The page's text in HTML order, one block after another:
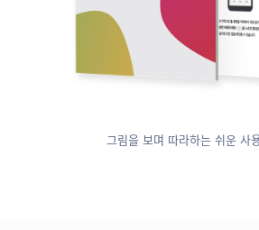
그림을 보며 따라하는 쉬운 사